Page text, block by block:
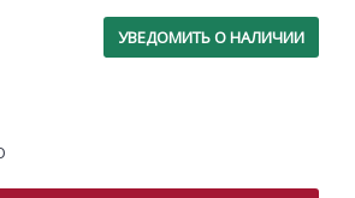
УВЕДОМИТЬ О НАЛИЧИИ